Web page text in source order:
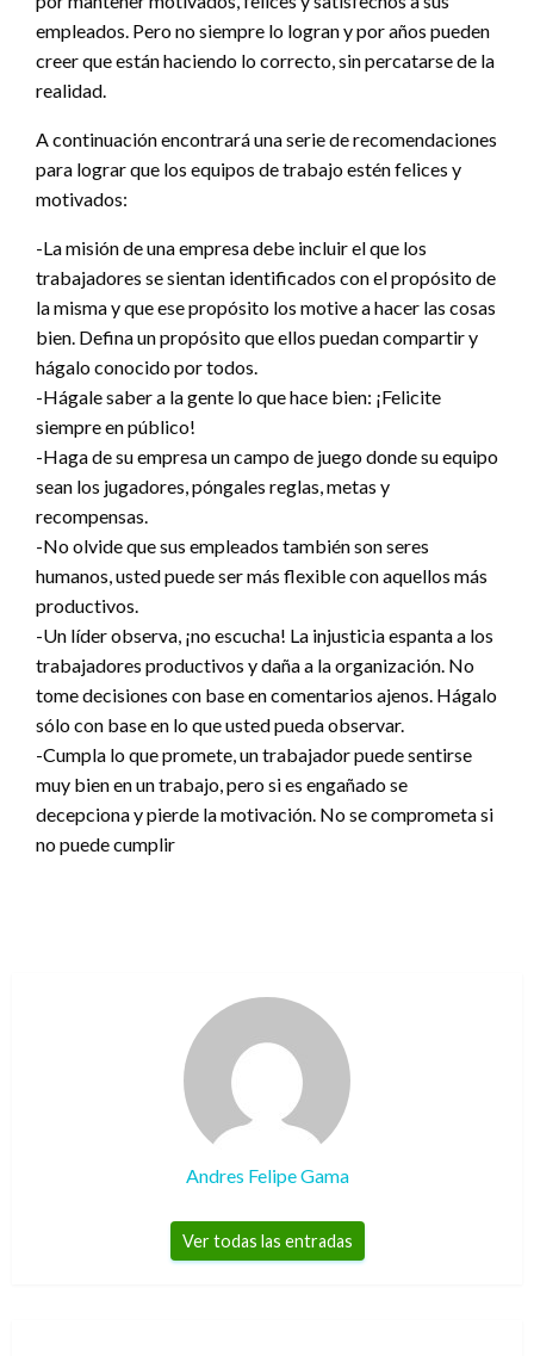
empleados. Pero no siempre lo logran y por años pueden
creer que están haciendo lo correcto, sin percatarse de la
realidad.
A continuación encontrará una serie de recomendaciones
para lograr que los equipos de trabajo estén felices y
motivados:
-La misión de una empresa debe incluir el que los
trabajadores se sientan identificados con el propósito de
la misma y que ese propósito los motive a hacer las cosas
bien. Defina un propósito que ellos puedan compartir y
hágalo conocido por todos.
-Hágale saber a la gente lo que hace bien: ¡Felicite
siempre en público!
-Haga de su empresa un campo de juego donde su equipo
sean los jugadores, póngales reglas, metas y
recompensas.
-No olvide que sus empleados también son seres
humanos, usted puede ser más flexible con aquellos más
productivos.
-Un líder observa, ¡no escucha! La injusticia espanta a los
trabajadores productivos y daña a la organización. No
tome decisiones con base en comentarios ajenos. Hágalo
sólo con base en lo que usted pueda observar.
-Cumpla lo que promete, un trabajador puede sentirse
muy bien en un trabajo, pero si es engañado se
decepciona y pierde la motivación. No se comprometa si
no puede cumplir
Andres Felipe Gama
Ver todas las entradas